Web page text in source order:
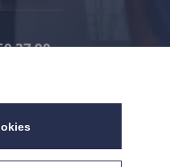
37 90